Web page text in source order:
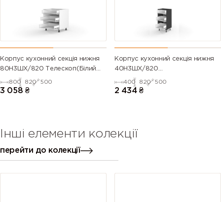
Корпус кухонний секція нижня
80Н3ШХ/820 Телескоп(Білий
(Серія М))
800 820 500
3 058 ₴
Корпус кухонний секція нижня
40Н3ШХ/820
Телескоп(Антрацит (Серія М))
400 820 500
2 434 ₴
Інші елементи колекції
перейти до колекції